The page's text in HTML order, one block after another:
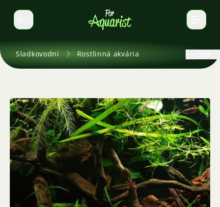
Select language
Sladkovodní Rostlinná akvária